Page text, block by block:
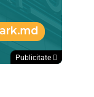
Publicitate